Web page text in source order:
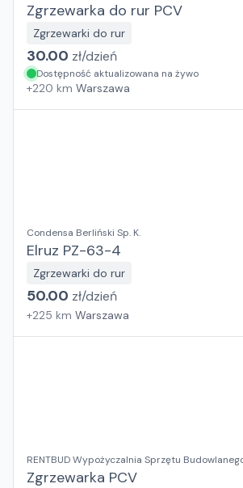
Zgrzewarka do rur PCV
Zgrzewarki do rur
30.00 zł/dzień
Dostępność aktualizowana na żywo
+220 km Warszawa
Condensa Berliński Sp. K.
Elruz PZ-63-4
Zgrzewarki do rur
50.00 zł/dzień
+225 km Warszawa
RENTBUD Wypożyczalnia Sprzętu
Elektronarzędzi
Zgrzewarka PCV